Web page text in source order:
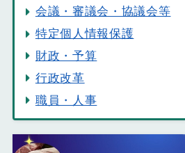
会議・審議会・協議会等
特定個人情報保護
財政・予算
行政改革
職員・人事